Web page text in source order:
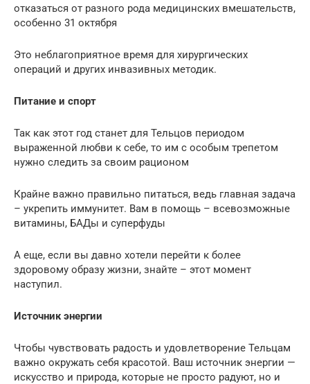
отказаться от разного рода медицинских вмешательств,
особенно 31 октября
Это неблагоприятное время для хирургических
операций и других инвазивных методик.
Питание и спорт
Так как этот год станет для Тельцов периодом
выраженной любви к себе, то им с особым трепетом
нужно следить за своим рационом
Крайне важно правильно питаться, ведь главная задача
– укрепить иммунитет. Вам в помощь – всевозможные
витамины, БАДы и суперфуды
А еще, если вы давно хотели перейти к более
здоровому образу жизни, знайте – этот момент
наступил.
Источник энергии
Чтобы чувствовать радость и удовлетворение Тельцам
важно окружать себя красотой. Ваш источник энергии —
искусство и природа, которые не просто радуют, но и